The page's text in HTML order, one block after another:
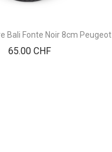
Bali Fonte Noir 8cm Peugeot
65.00 CHFPrix